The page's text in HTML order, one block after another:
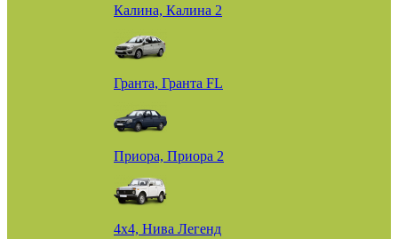
Калина, Калина 2
Гранта, Гранта FL
Приора, Приора 2
4х4, Нива Легенд